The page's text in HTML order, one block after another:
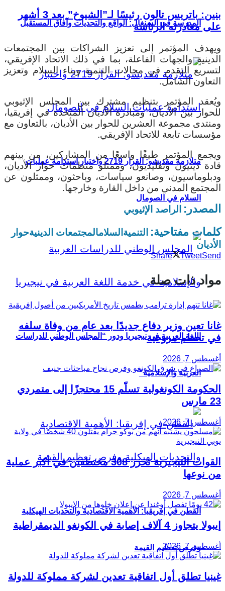
المدرسة في السنغال: الواقع والتحديات وآفاق المستقبل
متلازمة مقديشو: القرار 2719 واختبار استدامة عمليات
السلام في الصومال
اللغة العربية في نيجيريا ودور “المجلس الوطني للدراسات
العربية والإسلامية”
القطن في إفريقيا: الأهمية الاقتصادية والتحديات الهيكلية
وفرص تعظيم القيمة
بنين: باتريس تالون رئيسًا لـ”الشيوخ” بعد 3 أشهر
على مغادرته الرئاسة
ويهدف المؤتمر إلى تعزيز الشراكات بين المجتمعات
الدينية والجهات الفاعلة، بما في ذلك الاتحاد الإفريقي،
لتسريع التقدم في مجالات التنمية وبناء السلام وتعزيز
التعاون الشامل.
ويُعقد المؤتمر بتنظيم مشترك بين المجلس الإثيوبي
للحوار بين الأديان، ومبادرة الأديان المتحدة في إفريقيا،
ومنتدى مجموعة العشرين للحوار بين الأديان، بالتعاون مع
مؤسسات تابعة للاتحاد الإفريقي.
ويجمع المؤتمر طيفًا واسعًا من المشاركين، من بينهم
قادة دينيون وتقليديون، وممثلو منظمات حوار الأديان،
ودبلوماسيون، وصانعو سياسات، وباحثون، وممثلون عن
المجتمع المدني من داخل القارة وخارجها.
المصدر: الراصد الإثيوبي
كلمات مفتاحية: التنمية السلامالمجتمعات الدينيةحوار
الأديان
Share TweetSend
مواد ذات صلة
غانا تعين وزير دفاع جديدًا بعد عام من وفاة سلفه
في تحطم مروحية
أغسطس 7, 2026
الحكومة الكونغولية تسلّم 15 محتجزًا إلى متمردي
23 مارس
أغسطس 7, 2026
القوات النيجيرية تحرر 308 مختطفين في أكبر عملية
من نوعها
أغسطس 7, 2026
إيبولا يتجاوز 4 آلاف إصابة في الكونغو الديمقراطية
أغسطس 7, 2026
غينيا تطلق أول اتفاقية تعدين لشركة مملوكة للدولة